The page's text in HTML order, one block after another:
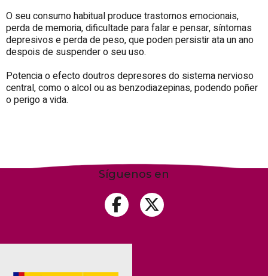
O seu consumo habitual produce trastornos emocionais,
perda de memoria, dificultade para falar e pensar, síntomas
depresivos e perda de peso, que poden persistir ata un ano
despois de suspender o seu uso.
Potencia o efecto doutros depresores do sistema nervioso
central, como o alcol ou as benzodiazepinas, podendo poñer
o perigo a vida.
Síguenos en